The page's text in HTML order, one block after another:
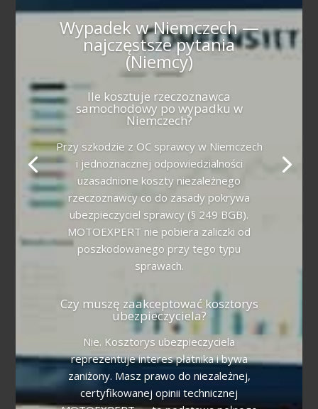
Wypadek w Niemczech —
najczęstsze pytania
(Niemcy)
Ile kosztuje rzeczoznawca
samochodowy po wypadku w
Niemczech?
Przy szkodzie z OC sprawcy w Niemczech
i jednoznacznej odpowiedzialności
uzasadnione koszty niezależnego
rzeczoznawcy co do zasady pokrywa
ubezpieczyciel sprawcy (§ 249 BGB).
MOTOEXPERT nie pobiera zaliczki od
poszkodowanego przy tego typu
sprawach.
Czy muszę zaakceptować kosztorys
ubezpieczyciela?
Nie. Kosztorys ubezpieczyciela
reprezentuje interes płatnika i bywa
zaniżony. Masz prawo do niezależnej,
certyfikowanej opinii technicznej